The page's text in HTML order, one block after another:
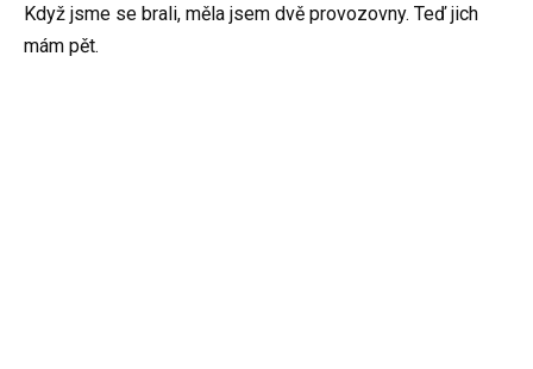
Když jsme se brali, měla jsem dvě provozovny. Teď jich
mám pět.